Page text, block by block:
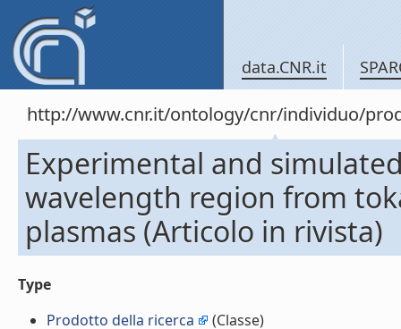
data.CNR.it
http://www.cnr.it/ontology/cnr/individuo/
Experimental and
wavelength region from
plasmas (Articolo in rivista)
Type
Prodotto della ricerca
(Classe)